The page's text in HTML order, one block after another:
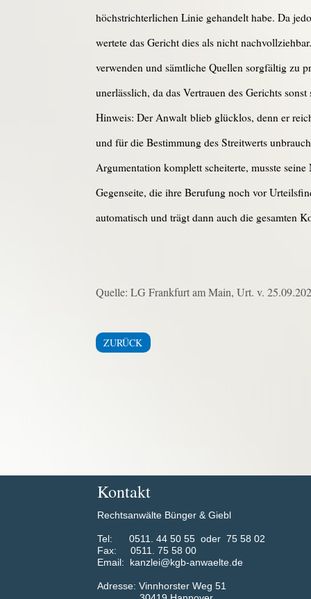
höchstrichterlichen Linie gehandelt habe. Da
wertete das Gericht dies als nicht
verwenden und sämtliche Quellen sorgfältig zu
unerlässlich, da das Vertrauen des Gerichts
Hinweis: Der Anwalt blieb glücklos, denn er
und für die Bestimmung des Streitwerts
Argumentation komplett scheiterte, musste
Gegenseite, die ihre Berufung noch vor
automatisch und trägt dann auch die gesamten
Quelle: LG Frankfurt am Main, Urt. v.
ZURÜCK
Kontakt
Rechtsanwälte Bünger & Giebl
​Tel: 0511. 44 50 55 oder 75 58 02
Fax: 0511. 75 58 00
Email: kanzlei@kgb-anwaelte.de
Adress​​​​​​e: Vinnhorster Weg 51